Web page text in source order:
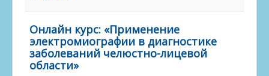
Онлайн курс: «Применение
электромиографии в диагностике
заболеваний челюстно-лицевой
области»